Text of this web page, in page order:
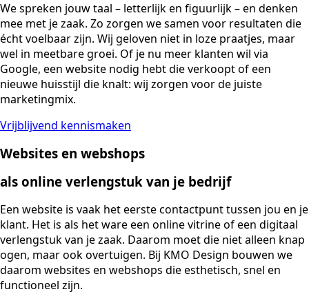
We spreken jouw taal – letterlijk en figuurlijk – en denken
mee met je zaak. Zo zorgen we samen voor resultaten die
écht voelbaar zijn. Wij geloven niet in loze praatjes, maar
wel in meetbare groei. Of je nu meer klanten wil via
Google, een website nodig hebt die verkoopt of een
nieuwe huisstijl die knalt: wij zorgen voor de juiste
marketingmix.
Vrijblijvend kennismaken
Websites en webshops
als online verlengstuk van je bedrijf
Een website is vaak het eerste contactpunt tussen jou en je
klant. Het is als het ware een online vitrine of een digitaal
verlengstuk van je zaak. Daarom moet die niet alleen knap
ogen, maar ook overtuigen. Bij KMO Design bouwen we
daarom websites en webshops die esthetisch, snel en
functioneel zijn.